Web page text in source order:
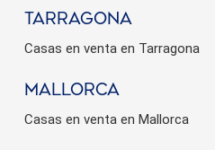
Tarragona
Casas en venta en Tarragona
Mallorca
Casas en venta en Mallorca